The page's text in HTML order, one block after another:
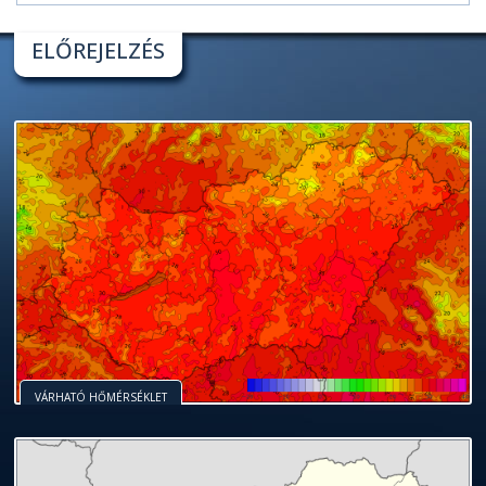
ELŐREJELZÉS
VÁRHATÓ HŐMÉRSÉKLET